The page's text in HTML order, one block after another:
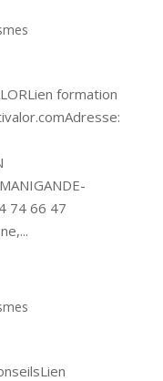
formation
74 66 47